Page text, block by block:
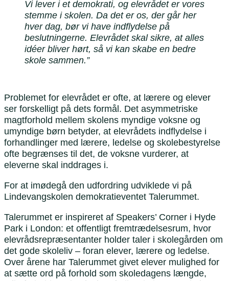
Vi lever i et demokrati, og elevrådet er vores
stemme i skolen. Da det er os, der går her
hver dag, bør vi have indflydelse på
beslutningerne. Elevrådet skal sikre, at alles
idéer bliver hørt, så vi kan skabe en bedre
skole sammen.”
Problemet for elevrådet er ofte, at lærere og elever
ser forskelligt på dets formål. Det asymmetriske
magtforhold mellem skolens myndige voksne og
umyndige børn betyder, at elevrådets indflydelse i
forhandlinger med lærere, ledelse og skolebestyrelse
ofte begrænses til det, de voksne vurderer, at
eleverne skal inddrages i.
For at imødegå den udfordring udviklede vi på
Lindevangskolen demokratieventet Talerummet.
Talerummet er inspireret af Speakers’ Corner i Hyde
Park i London: et offentligt fremtrædelsesrum, hvor
elevrådsrepræsentanter holder taler i skolegården om
det gode skoleliv – foran elever, lærere og ledelse.
Over årene har Talerummet givet elever mulighed for
at sætte ord på forhold som skoledagens længde,